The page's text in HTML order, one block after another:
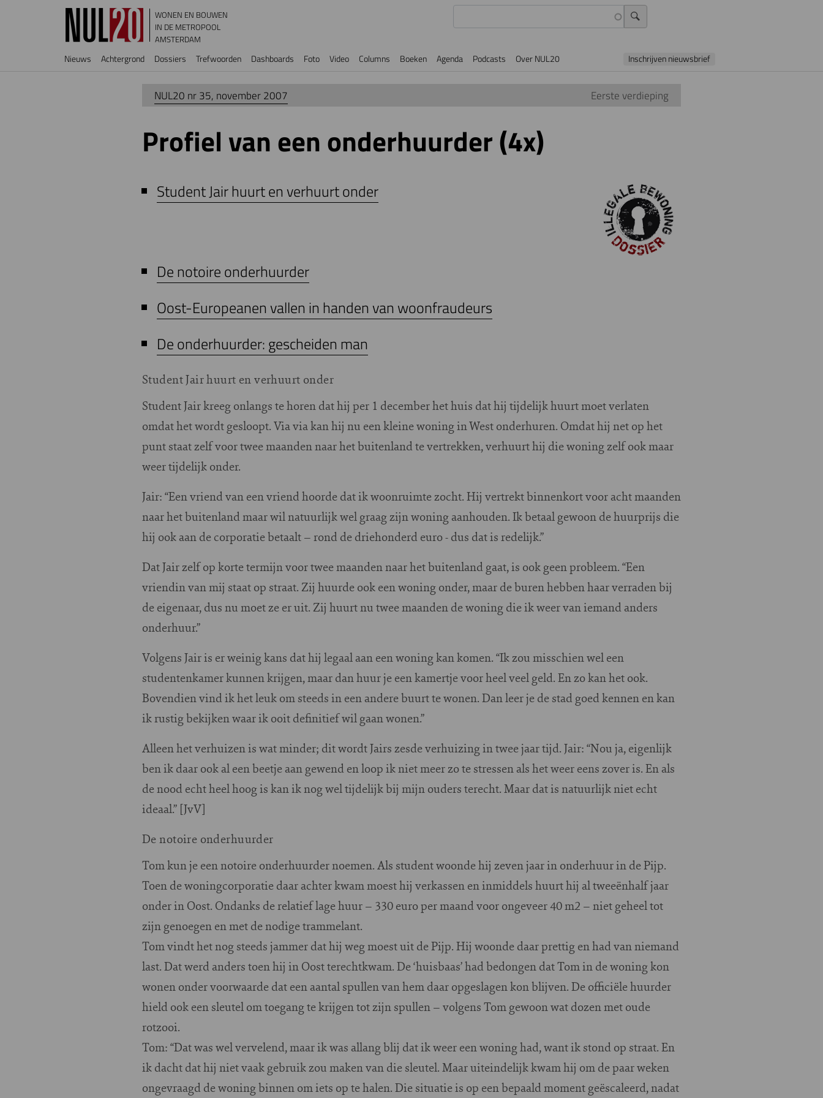
Overslaan en naar de inhoud gaan
WONEN EN BOUWEN
IN DE METROPOOL
AMSTERDAM
Hoofdnavigatie
Nieuws Achtergrond Dossiers Trefwoorden Dashboards Foto Video Columns Boeken Agenda Podcasts Over NUL20 Inschrijven nieuwsbrief
NUL20 nr 35, november 2007 Eerste verdieping
Profiel van een onderhuurder (4x)
Student Jair huurt en verhuurt onder
De notoire onderhuurder
Oost-Europeanen vallen in handen van woonfraudeurs
De onderhuurder: gescheiden man
Student Jair huurt en verhuurt onder
Student Jair kreeg onlangs te horen dat hij per 1 december het huis dat hij tijdelijk huurt moet verlaten
omdat het wordt gesloopt. Via via kan hij nu een kleine woning in West onderhuren. Omdat hij net op het
punt staat zelf voor twee maanden naar het buitenland te vertrekken, verhuurt hij die woning zelf ook maar
weer tijdelijk onder.
Jair: “Een vriend van een vriend hoorde dat ik woonruimte zocht. Hij vertrekt binnenkort voor acht maanden
naar het buitenland maar wil natuurlijk wel graag zijn woning aanhouden. Ik betaal gewoon de huurprijs die
hij ook aan de corporatie betaalt – rond de driehonderd euro - dus dat is redelijk.”
Dat Jair zelf op korte termijn voor twee maanden naar het buitenland gaat, is ook geen probleem. “Een
vriendin van mij staat op straat. Zij huurde ook een woning onder, maar de buren hebben haar verraden bij
de eigenaar, dus nu moet ze er uit. Zij huurt nu twee maanden de woning die ik weer van iemand anders
onderhuur.”
Volgens Jair is er weinig kans dat hij legaal aan een woning kan komen. “Ik zou misschien wel een
studentenkamer kunnen krijgen, maar dan huur je een kamertje voor heel veel geld. En zo kan het ook.
Bovendien vind ik het leuk om steeds in een andere buurt te wonen. Dan leer je de stad goed kennen en kan
ik rustig bekijken waar ik ooit definitief wil gaan wonen.”
Alleen het verhuizen is wat minder; dit wordt Jairs zesde verhuizing in twee jaar tijd. Jair: “Nou ja, eigenlijk
ben ik daar ook al een beetje aan gewend en loop ik niet meer zo te stressen als het weer eens zover is. En als
de nood echt heel hoog is kan ik nog wel tijdelijk bij mijn ouders terecht. Maar dat is natuurlijk niet echt
ideaal.” [JvV]
De notoire onderhuurder
Tom kun je een notoire onderhuurder noemen. Als student woonde hij zeven jaar in onderhuur in de Pijp.
Toen de woningcorporatie daar achter kwam moest hij verkassen en inmiddels huurt hij al tweeënhalf jaar
onder in Oost. Ondanks de relatief lage huur – 330 euro per maand voor ongeveer 40 m2 – niet geheel tot
zijn genoegen en met de nodige trammelant.
Tom vindt het nog steeds jammer dat hij weg moest uit de Pijp. Hij woonde daar prettig en had van niemand
last. Dat werd anders toen hij in Oost terechtkwam. De ‘huisbaas’ had bedongen dat Tom in de woning kon
wonen onder voorwaarde dat een aantal spullen van hem daar opgeslagen kon blijven. De officiële huurder
hield ook een sleutel om toegang te krijgen tot zijn spullen – volgens Tom gewoon wat dozen met oude
rotzooi.
Tom: “Dat was wel vervelend, maar ik was allang blij dat ik weer een woning had, want ik stond op straat. En
ik dacht dat hij niet vaak gebruik zou maken van die sleutel. Maar uiteindelijk kwam hij om de paar weken
ongevraagd de woning binnen om iets op te halen. Die situatie is op een bepaald moment geëscaleerd, nadat